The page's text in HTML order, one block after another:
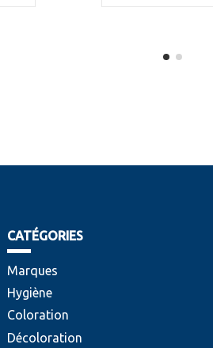
CATÉGORIES
Marques
Hygiène
Coloration
Décoloration